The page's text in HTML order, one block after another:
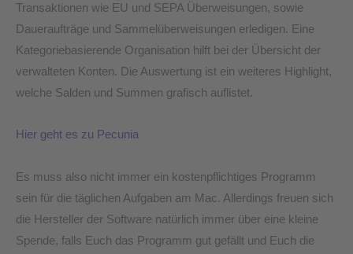
Transaktionen wie EU und SEPA Überweisungen, sowie
Daueraufträge und Sammelüberweisungen erledigen. Eine
Kategoriebasierende Organisation hilft bei der Übersicht der
verwalteten Konten. Die Auswertung ist ein weiteres Highlight,
welche Salden und Summen grafisch auflistet.
Hier geht es zu Pecunia
Es muss also nicht immer ein kostenpflichtiges Programm
sein für die täglichen Aufgaben am Mac. Allerdings freuen sich
die Hersteller der Software natürlich immer über eine kleine
Spende, falls Euch das Programm gut gefällt und Euch die